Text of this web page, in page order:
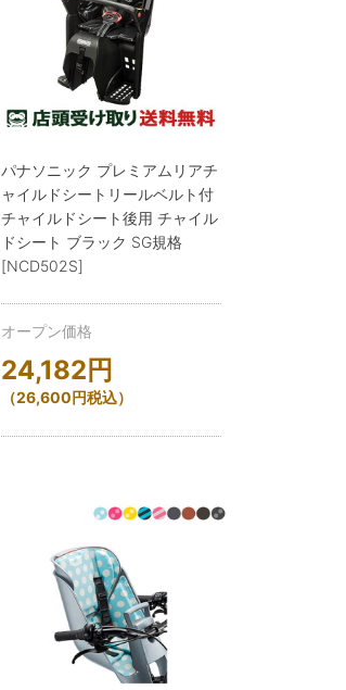
パナソニック プレミアムリアチ
ャイルドシートリールベルト付
チャイルドシート後用 チャイル
ドシート ブラック SG規格
[NCD502S]
オープン価格
24,182 円
（26,600円税込）